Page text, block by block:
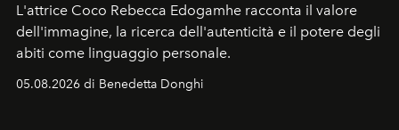
L'attrice Coco Rebecca Edogamhe racconta il valore
dell'immagine, la ricerca dell'autenticità e il potere degli
abiti come linguaggio personale.
05.08.2026 di Benedetta Donghi